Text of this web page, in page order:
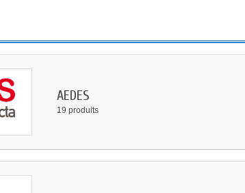
AEDES
19 produits